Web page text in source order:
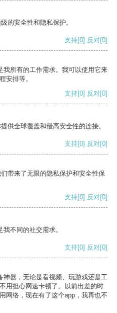
的安全性和隐私保护。
支持[0] 反对[0]
我所有的工作需求。我可以使用它来
安排等。
支持[0] 反对[0]
供全球覆盖和最高安全性的连接。
支持[0] 反对[0]
带来了无限的隐私保护和安全性保
支持[0] 反对[0]
不同的社交需求。
支持[0] 反对[0]
神器，无论是看视频、玩游戏还是工
用担心网速卡顿了。以前出差的时
网络，现在有了这个app，我再也不